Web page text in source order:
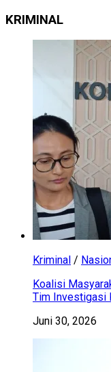
KRIMINAL
Kriminal /
Koalisi
Tim Investigasi
Juni 30, 2026